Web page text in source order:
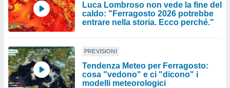
Luca Lombroso non vede la fine del
caldo: "Ferragosto 2026 potrebbe
entrare nella storia. Ecco perché."
PREVISIONI
Tendenza Meteo per Ferragosto:
cosa "vedono" e ci "dicono" i
modelli meteorologici